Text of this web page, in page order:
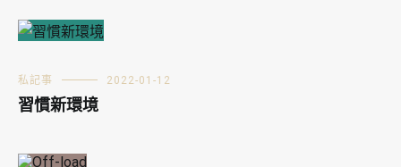
私記事 2022-01-12
習慣新環境